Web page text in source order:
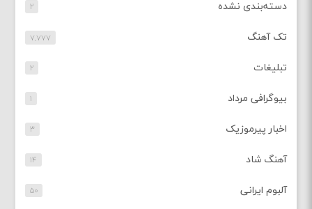
دسته‌بندی نشده ۲
تک آهنگ ۷,۷۷۷
تبلیغات ۲
بیوگرافی مرداد ۱
اخبار پیرموزیک ۳
آهنگ شاد ۱۴
آلبوم ایرانی ۵۰